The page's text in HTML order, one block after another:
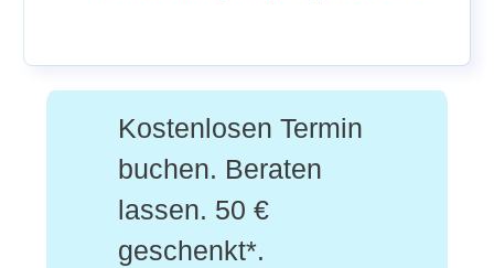
Kostenlosen Termin
buchen. Beraten
lassen. 50 €
geschenkt*.